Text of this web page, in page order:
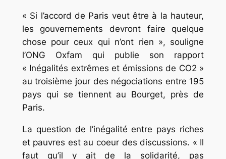
« Si l’accord de Paris veut être à la hauteur,
les gouvernements devront faire quelque
chose pour ceux qui n’ont rien », souligne
l’ONG Oxfam qui publie son rapport
« Inégalités extrêmes et émissions de CO2 »
au troisième jour des négociations entre 195
pays qui se tiennent au Bourget, près de
Paris.
La question de l’inégalité entre pays riches
et pauvres est au coeur des discussions. « Il
faut qu’il y ait de la solidarité, pas